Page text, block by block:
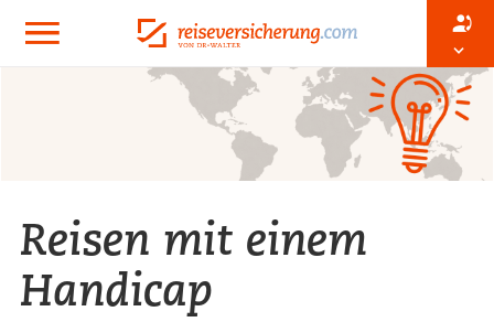
Reisen mit einem
Handicap